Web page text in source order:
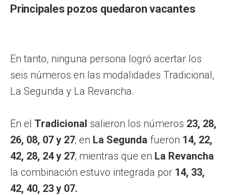
Principales pozos quedaron vacantes
En tanto, ninguna persona logró acertar los
seis números en las modalidades Tradicional,
La Segunda y La Revancha.
En el Tradicional salieron los números 23, 28,
26, 08, 07 y 27; en La Segunda fueron 14, 22,
42, 28, 24 y 27; mientras que en La Revancha
la combinación estuvo integrada por 14, 33,
42, 40, 23 y 07.